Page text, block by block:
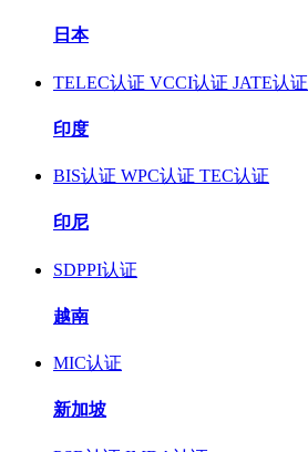
日本
TELEC认证 VCCI认证 JATE认证
印度
BIS认证 WPC认证 TEC认证
印尼
SDPPI认证
越南
MIC认证
新加坡